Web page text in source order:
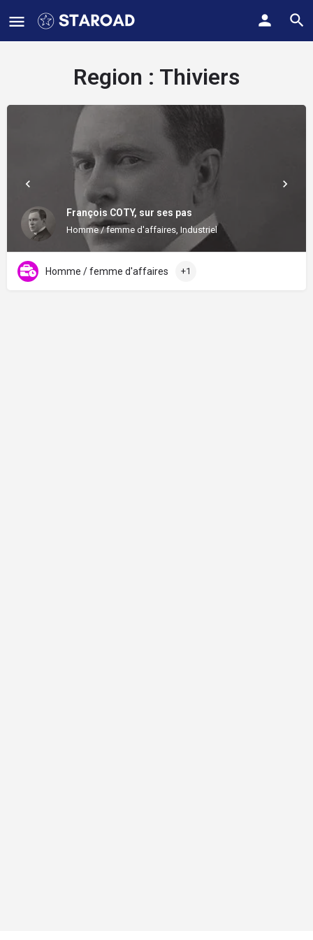
Region : Thiviers
François COTY, sur ses pas
Homme / femme d'affaires, Industriel
Homme / femme d'affaires +1